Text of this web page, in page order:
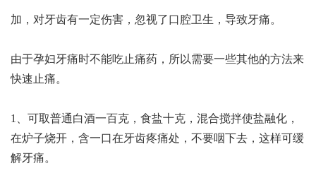
加，对牙齿有一定伤害，忽视了口腔卫生，导致牙痛。
由于孕妇牙痛时不能吃止痛药，所以需要一些其他的方法来
快速止痛。
1、可取普通白酒一百克，食盐十克，混合搅拌使盐融化，
在炉子烧开，含一口在牙齿疼痛处，不要咽下去，这样可缓
解牙痛。